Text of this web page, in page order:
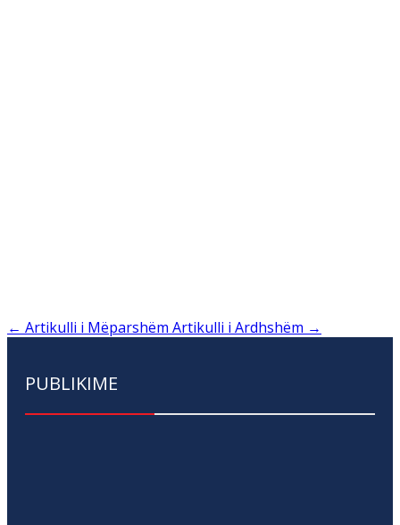
← Artikulli i Mëparshëm Artikulli i Ardhshëm →
PUBLIKIME